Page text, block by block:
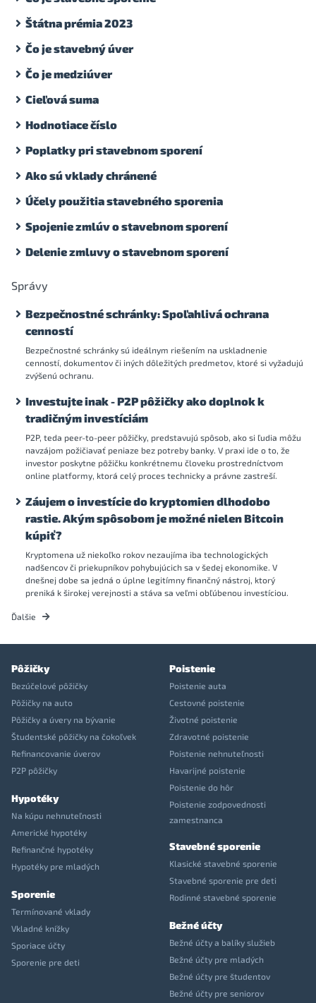
Štátna prémia 2023
Čo je stavebný úver
Čo je medziúver
Cieľová suma
Hodnotiace číslo
Poplatky pri stavebnom sporení
Ako sú vklady chránené
Účely použitia stavebného sporenia
Spojenie zmlúv o stavebnom sporení
Delenie zmluvy o stavebnom sporení
Správy
Bezpečnostné schránky: Spoľahlivá ochrana
cenností
Bezpečnostné schránky sú ideálnym riešením na uskladnenie
cenností, dokumentov či iných dôležitých predmetov, ktoré si vyžadujú
zvýšenú ochranu.
Investujte inak - P2P pôžičky ako doplnok k
tradičným investíciám
P2P, teda peer-to-peer pôžičky, predstavujú spôsob, ako si ľudia môžu
navzájom požičiavať peniaze bez potreby banky. V praxi ide o to, že
investor poskytne pôžičku konkrétnemu človeku prostredníctvom
online platformy, ktorá celý proces technicky a právne zastreší.
Záujem o investície do kryptomien dlhodobo
rastie. Akým spôsobom je možné nielen Bitcoin
kúpiť?
Kryptomena už niekoľko rokov nezaujíma iba technologických
nadšencov či priekupníkov pohybujúcich sa v šedej ekonomike. V
dnešnej dobe sa jedná o úplne legitímny finančný nástroj, ktorý
preniká k širokej verejnosti a stáva sa veľmi obľúbenou investíciou.
Ďalšie
Pôžičky
Bezúčelové pôžičky
Pôžičky na auto
Pôžičky a úvery na bývanie
Študentské pôžičky na čokoľvek
Refinancovanie úverov
P2P pôžičky
Hypotéky
Na kúpu nehnuteľnosti
Americké hypotéky
Refinančné hypotéky
Hypotéky pre mladých
Sporenie
Termínované vklady
Vkladné knížky
Sporiace účty
Sporenie pre deti
Poistenie
Poistenie auta
Cestovné poistenie
Životné poistenie
Zdravotné poistenie
Poistenie nehnuteľnosti
Havarijné poistenie
Poistenie do hôr
Poistenie zodpovednosti
zamestnanca
Stavebné sporenie
Klasické stavebné sporenie
Stavebné sporenie pre deti
Rodinné stavebné sporenie
Bežné účty
Bežné účty a balíky služieb
Bežné účty pre mladých
Bežné účty pre študentov
Bežné účty pre seniorov